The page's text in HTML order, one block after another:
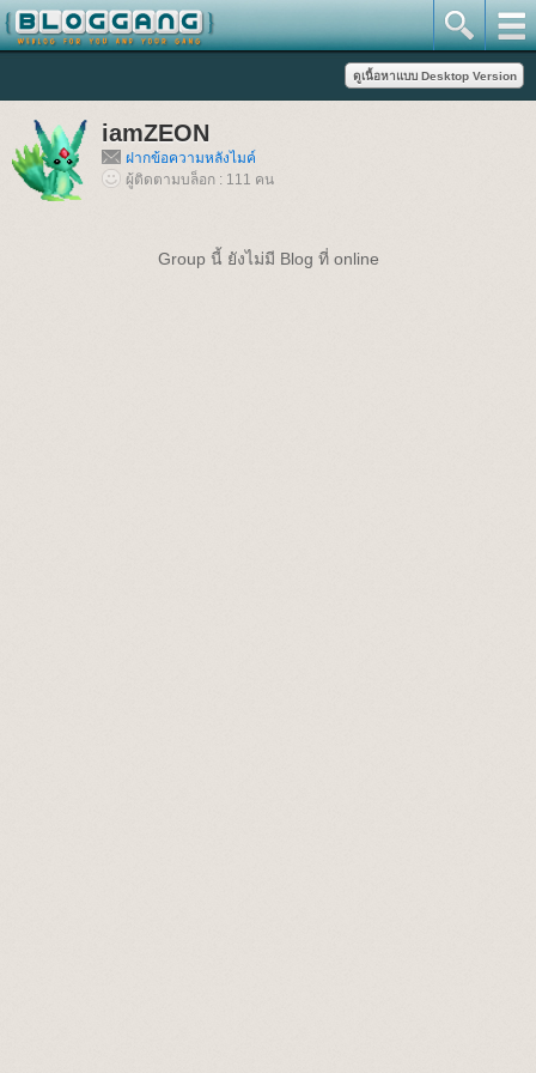
iamZEON
ฝากข้อความหลังไมค์
ผู้ติดตามบล็อก : 111 คน
Group นี้ ยังไม่มี Blog ที่ online